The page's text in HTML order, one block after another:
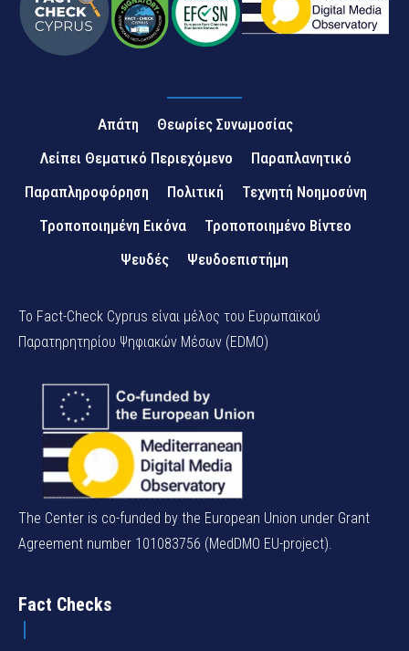
Απάτη
Θεωρίες Συνωμοσίας
Λείπει Θεματικό Περιεχόμενο
Παραπλανητικό
Παραπληροφόρηση
Πολιτική
Τεχνητή Νοημοσύνη
Τροποποιημένη Εικόνα
Τροποποιημένο Βίντεο
Ψευδές
Ψευδοεπιστήμη
Το Fact-Check Cyprus είναι μέλος του Ευρωπαϊκού
Παρατηρητηρίου Ψηφιακών Μέσων (EDMO)
The Center is co-funded by the European Union under Grant
Agreement number 101083756 (MedDMO EU-project).
Fact Checks